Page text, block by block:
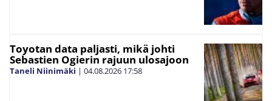
Toyotan data paljasti, mikä johti
Sebastien Ogierin rajuun ulosajoon
Taneli Niinimäki | 04.08.2026 17:58